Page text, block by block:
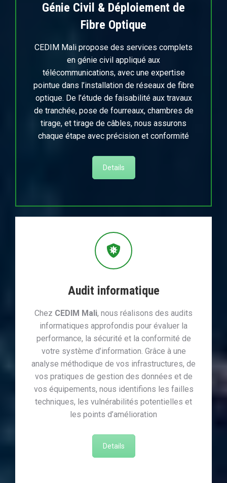
Génie Civil & Déploiement de
Fibre Optique
CEDIM Mali propose des services complets
en génie civil appliqué aux
télécommunications, avec une expertise
pointue dans l’installation de réseaux de fibre
optique. De l’étude de faisabilité aux travaux
de tranchée, pose de fourreaux, chambres de
tirage, et tirage de câbles, nous assurons
chaque étape avec précision et conformité
Details
Audit informatique
Chez CEDIM Mali, nous réalisons des audits
informatiques approfondis pour évaluer la
performance, la sécurité et la conformité de
votre système d’information. Grâce à une
analyse méthodique de vos infrastructures, de
vos pratiques de gestion des données et de
vos équipements, nous identifions les failles
techniques, les vulnérabilités potentielles et
les points d’amélioration
Details